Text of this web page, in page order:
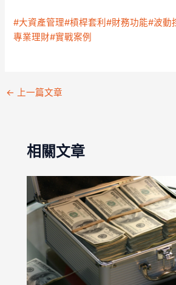
#大資產管理#槓桿套利#財務功能#波動
專業理財#實戰案例
← 上一篇文章
相關文章